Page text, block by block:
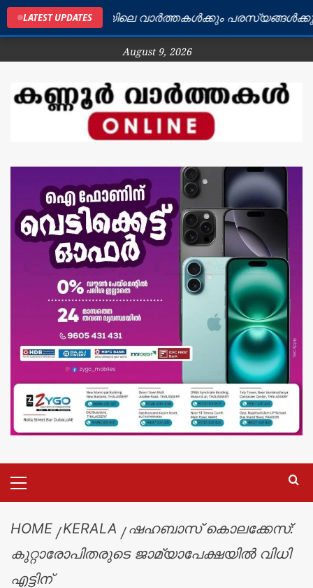
LATEST UPDATES
കണ്ണൂർ ജില്ലയിലെ വാർത്തകൾക്കും പരസ്യങ്ങൾക്കും
August 9, 2026
HOME KERALA
ഷഹബാസ് കൊലക്കേസ്:
കുറ്റാരോപിതരുടെ ജാമ്യാപേക്ഷയില്‍ വിധി
എട്ടിന്